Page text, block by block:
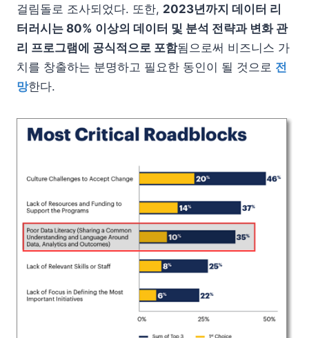
걸림돌로 조사되었다. 또한, 2023년까지 데이터 리
터러시는 80% 이상의 데이터 및 분석 전략과 변화 관
리 프로그램에 공식적으로 포함됨으로써 비즈니스 가
치를 창출하는 분명하고 필요한 동인이 될 것으로 전
망한다.